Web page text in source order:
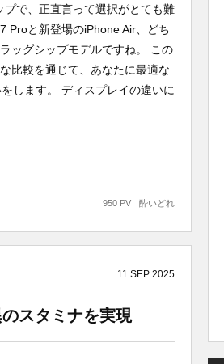
で、正直言って選択がとても難
Proと新登場のiPhone Air、どち
ッグシップモデルですね。 この
比較を通じて、あなたに最適な
します。 ディスプレイの違いに
酔いどれ
950 PV
11 SEP 2025
スタミナを実現